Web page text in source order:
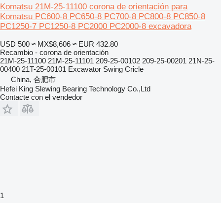
Komatsu 21M-25-11100 corona de orientación para
Komatsu PC600-8 PC650-8 PC700-8 PC800-8 PC850-8
PC1250-7 PC1250-8 PC2000 PC2000-8 excavadora
USD 500 ≈ MX$8,606 ≈ EUR 432.80
Recambio - corona de orientación
21M-25-11100 21M-25-11101 209-25-00102 209-25-00201 21N-25-
00400 21T-25-00101 Excavator Swing Cricle
China, 合肥市
Hefei King Slewing Bearing Technology Co.,Ltd
Contacte con el vendedor
1